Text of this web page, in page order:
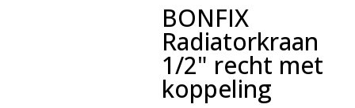
BONFIX
Radiatorkraan
1/2" recht met
koppeling